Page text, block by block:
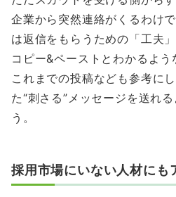
企業から突然連絡がくるわけ
は返信をもらうための「工夫
コピー&ペーストとわかるよ
これまでの投稿なども参考に
た“刺さる”メッセージを送れ
う。
採用市場にいない人材にも